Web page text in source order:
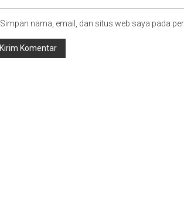
Simpan nama, email, dan situs web saya pada